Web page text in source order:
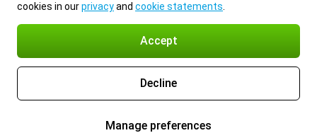
cookies in ourprivacyand cookie statements
Accept
Decline
Manage preferences